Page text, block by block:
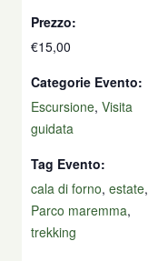
Prezzo:
€15,00
Categorie Evento:
Escursione, Visita
guidata
Tag Evento:
cala di forno, estate,
Parco maremma,
trekking